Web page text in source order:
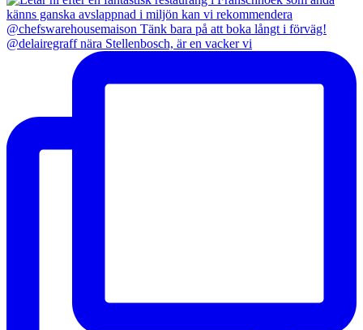
@delairegraff nära Stellenbosch, är en vacker vi